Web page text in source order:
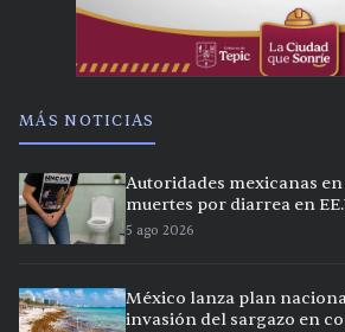
MÁS NOTICIAS
Autoridades mexicanas
muertes por diarrea en
5 ago 2026
México lanza plan
invasión del sargazo en